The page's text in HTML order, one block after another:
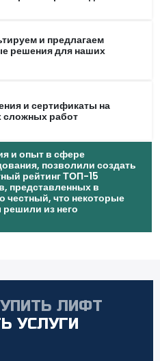
и предлагаем
решения для наших
и сертификаты на
сложных работ
и опыт в сфере
позволили создать
рейтинг ТОП-15
представленных в
честный, что некоторые
из него
ЛИФТ
УСЛУГИ